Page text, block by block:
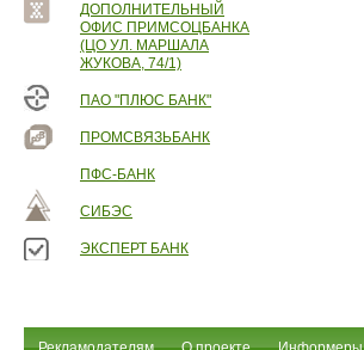
ДОПОЛНИТЕЛЬНЫЙ
ОФИС ПРИМСОЦБАНКА
(ЦО УЛ. МАРШАЛА
ЖУКОВА, 74/1)
ПАО "ПЛЮС БАНК"
ПРОМСВЯЗЬБАНК
ПФС-БАНК
СИБЭС
ЭКСПЕРТ БАНК